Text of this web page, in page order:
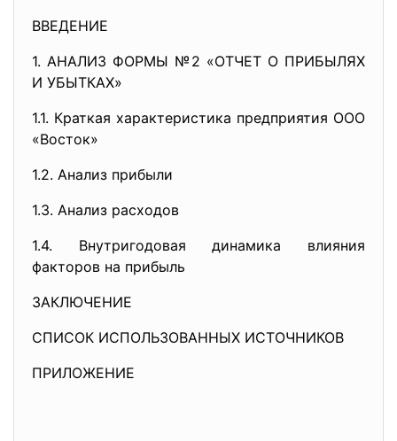
ВВЕДЕНИЕ
1. АНАЛИЗ ФОРМЫ №2 «ОТЧЕТ О ПРИБЫЛЯХ
И УБЫТКАХ»
1.1. Краткая характеристика предприятия ООО
«Восток»
1.2. Анализ прибыли
1.3. Анализ расходов
1.4. Внутригодовая динамика влияния
факторов на прибыль
ЗАКЛЮЧЕНИЕ
СПИСОК ИСПОЛЬЗОВАННЫХ ИСТОЧНИКОВ
ПРИЛОЖЕНИЕ